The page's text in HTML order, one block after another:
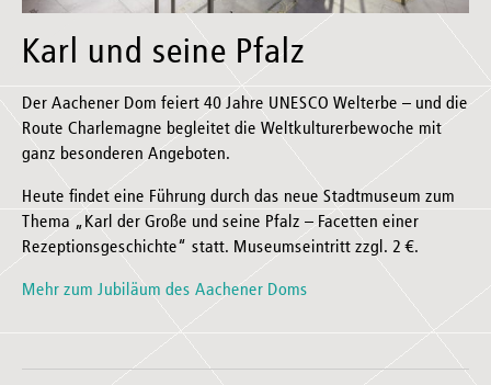
Karl und seine Pfalz
Der Aachener Dom feiert 40 Jahre UNESCO Welterbe – und die
Route Charlemagne begleitet die Weltkulturerbewoche mit
ganz besonderen Angeboten.
Heute findet eine Führung durch das neue Stadtmuseum zum
Thema „Karl der Große und seine Pfalz – Facetten einer
Rezeptionsgeschichte“ statt. Museumseintritt zzgl. 2 €.
Mehr zum Jubiläum des Aachener Doms